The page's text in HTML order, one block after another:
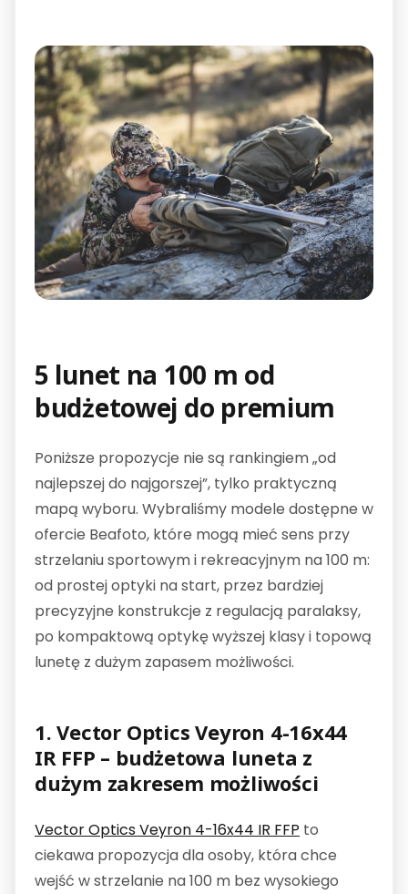
5 lunet na 100 m od
budżetowej do premium
Poniższe propozycje nie są rankingiem „od
najlepszej do najgorszej”, tylko praktyczną
mapą wyboru. Wybraliśmy modele dostępne w
ofercie Beafoto, które mogą mieć sens przy
strzelaniu sportowym i rekreacyjnym na 100 m:
od prostej optyki na start, przez bardziej
precyzyjne konstrukcje z regulacją paralaksy,
po kompaktową optykę wyższej klasy i topową
lunetę z dużym zapasem możliwości.
1. Vector Optics Veyron 4-16x44
IR FFP – budżetowa luneta z
dużym zakresem możliwości
Vector Optics Veyron 4-16x44 IR FFP to
ciekawa propozycja dla osoby, która chce
wejść w strzelanie na 100 m bez wysokiego